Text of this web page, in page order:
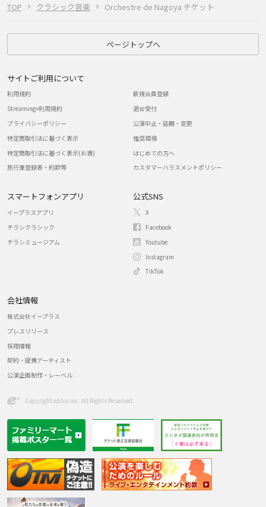
TOP クラシック音楽 Orchestre de Nagoya チケット
ページトップへ
サイトご利用について
利用規約
Streaming+利用規約
プライバシーポリシー
特定商取引法に基づく表示
特定商取引法に基づく表示(お酒)
旅行業登録表・約款等
新規会員登録
退会受付
公演中止・延期・変更
推奨環境
はじめての方へ
カスタマーハラスメントポリシー
スマートフォンアプリ
イープラスアプリ
チラシクラシック
チラシミュージアム
公式SNS
X
Facebook
Youtube
Instagram
TikTok
会社情報
株式会社イープラス
プレスリリース
採用情報
契約・提携アーティスト
公演企画制作・レーベル
Copyright eplus inc. All Rights Reserved.